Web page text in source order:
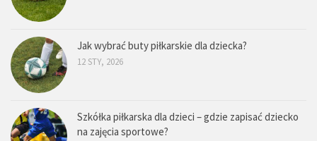
Jak wybrać buty piłkarskie dla dziecka?
12 STY, 2026
Szkółka piłkarska dla dzieci – gdzie zapisać dziecko
na zajęcia sportowe?